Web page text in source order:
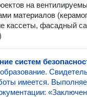
на
материалов
кассеты, фасадный
систем
имеется.